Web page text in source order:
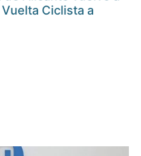
Ciclista a